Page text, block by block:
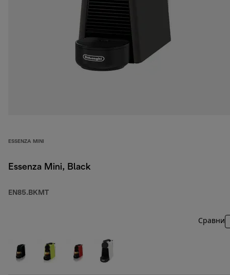
ESSENZA MINI
Essenza Mini, Black
EN85.BKMT
Сравни